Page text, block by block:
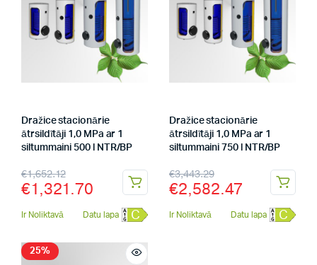
Dražice stacionārie
ātrsildītāji 1,0 MPa ar 1
siltummaini 500 l NTR/BP
€1,652.12
€1,321.70
Ir Noliktavā Datu lapa C
Dražice stacionārie
ātrsildītāji 1,0 MPa ar 1
siltummaini 750 l NTR/BP
€3,443.29
€2,582.47
Ir Noliktavā Datu lapa C
25%